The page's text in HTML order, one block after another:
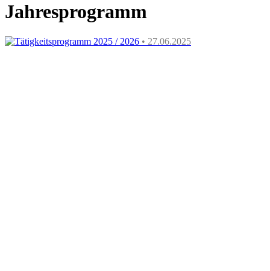
Jahresprogramm
Tätigkeitsprogramm 2025 / 2026 • 27.06.2025